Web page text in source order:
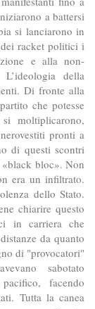
a battersi
si lanciarono in
racket politici i
e alla non-
della
Di fronte alla
che potesse
moltiplicarono,
pronti a
di questi scontri
bloc». Non
era un infiltrato.
dello Stato.
chiarire questo
in carriera che
da quanto
di "provocatori"
sabotato
facendo
Tutta la canea